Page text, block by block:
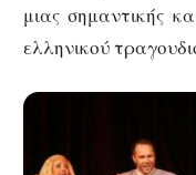
μιας σημαντικής
ελληνικού